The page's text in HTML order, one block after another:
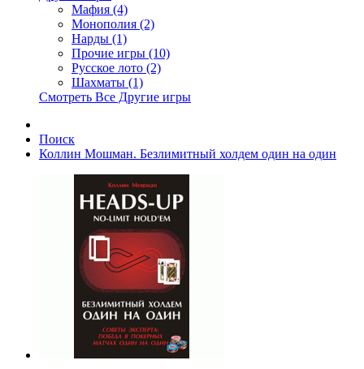
Мафия (4)
Монополия (2)
Нарды (1)
Прочие игры (10)
Русское лото (2)
Шахматы (1)
Смотреть Все Другие игры
Поиск
Коллин Мошман. Безлимитный холдем один на один